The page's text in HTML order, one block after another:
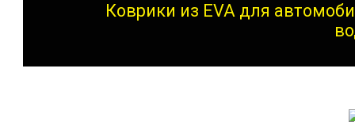
Коврики из EVA для